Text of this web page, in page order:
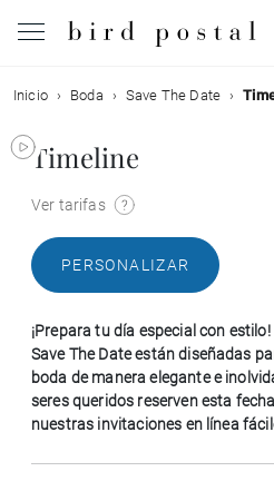
Boda
Nacimiento
Comunión
Condolencias
Cumpleaños
Inicio Boda Save The Date
Timeline
Ver tarifas
PERSONALIZAR
¡Prepara tu día especial con
Save The Date están diseñadas
boda de manera elegante e
seres queridos reserven esta
nuestras invitaciones en línea